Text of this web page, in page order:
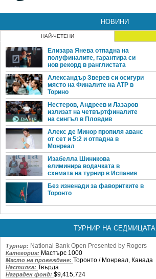
НОВИНИ
НАЙ-ЧЕТЕНИ
Елизара Янева отпадна на
полуфиналите, гарантира си
нов рекорд в ранглистата
Александър Зверев си осигури
място на Финалите на ATP в
Торино
Нестеров, Андреев и Лазаров
излизат на четвъртфиналите
на сингъл в Пловдив
Алекс де Минор пропиля аванс
от сет и 5:2 и отпадна в
Монреал
Изабелла Шиникова
елиминира водачката в
схемата на турнир в Испания
Без изненади за фаворитките в
Торонто
ТУРНИР НА СЕДМИЦАТА
Турнир: National Bank Open Presented by Rogers
Категория: Мастърс 1000
Място на провеждане: Торонто / Монреал, Канада
Настилка: Твърда
Награден фонд: $9,415,724